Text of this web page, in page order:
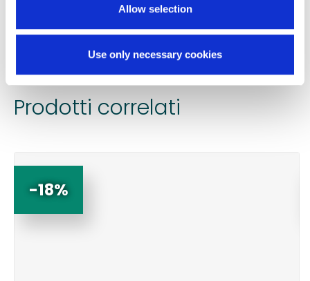
Allow selection
Use only necessary cookies
TI SERVONO INFORMAZIONI SU QUESTO
PRODOTTO?
Prodotti correlati
-18%